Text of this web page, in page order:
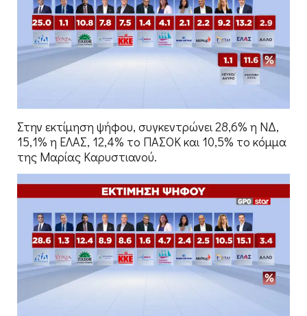
Στην εκτίμηση ψήφου, συγκεντρώνει 28,6% η ΝΔ,
15,1% η ΕΛΑΣ, 12,4% το ΠΑΣΟΚ και 10,5% το κόμμα
της Μαρίας Καρυστιανού.